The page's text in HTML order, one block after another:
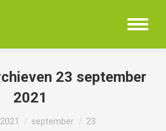
23 september
2021
2021 september 23